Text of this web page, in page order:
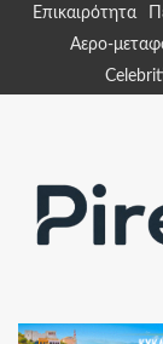
Επικαιρότητα
Αερο-